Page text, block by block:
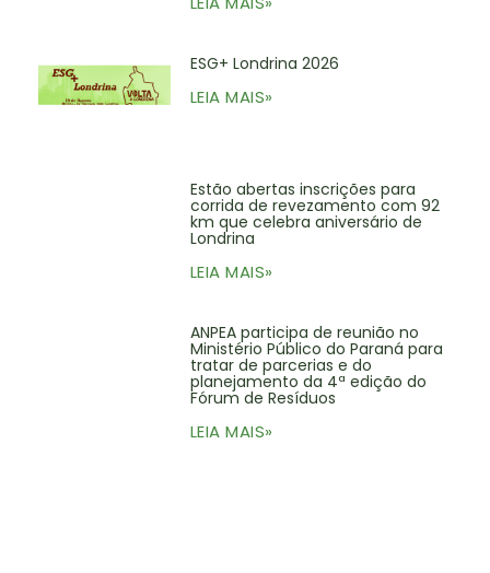
ESG+ Londrina 2026
LEIA MAIS»
Estão abertas inscrições para
corrida de revezamento com 92
km que celebra aniversário de
Londrina
LEIA MAIS»
ANPEA participa de reunião no
Ministério Público do Paraná para
tratar de parcerias e do
planejamento da 4ª edição do
Fórum de Resíduos
LEIA MAIS»